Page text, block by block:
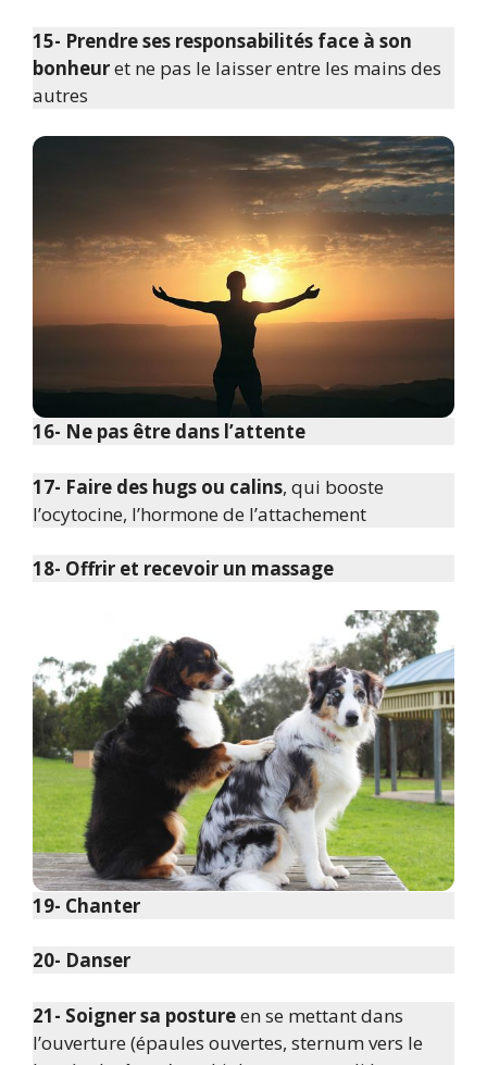
15- Prendre ses responsabilités face à son
bonheuret ne pas le laisser entre les mains des
autres
16- Ne pas être dans l’attente
17- Faire des hugs ou calins, qui booste
l’ocytocine, l’hormone de l’attachement
18- Offrir et recevoir un massage
19- Chanter
20- Danser
21- Soigner sa postureen se mettant dans
l’ouverture (épaules ouvertes, sternum vers le